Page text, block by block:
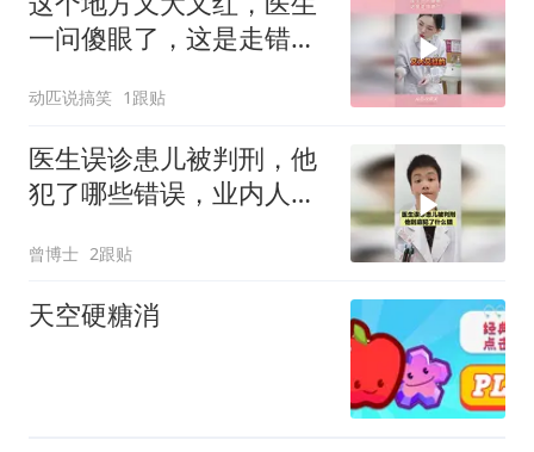
一问傻眼了，这是走错道
动匹说搞笑 1跟贴
医生误诊患儿被判刑，他
犯了哪些错误，业内人士
曾博士 2跟贴
天空硬糖消